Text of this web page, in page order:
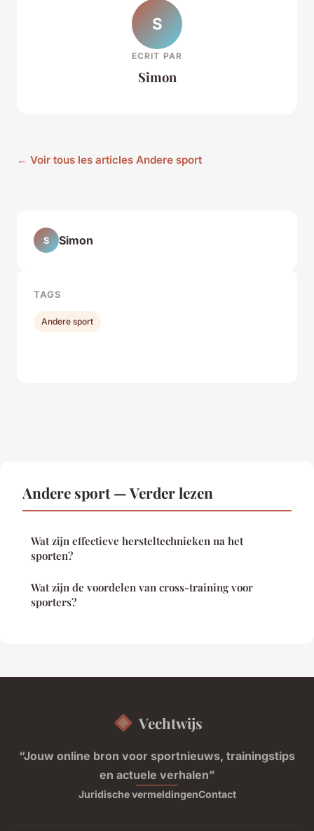
S
ECRIT PAR
Simon
← Voir tous les articles Andere sport
S Simon
TAGS
Andere sport
Andere sport — Verder lezen
Wat zijn effectieve hersteltechnieken na het
sporten?
Wat zijn de voordelen van cross-training voor
sporters?
Vechtwijs
“Jouw online bron voor sportnieuws, trainingstips
en actuele verhalen”
Juridische vermeldingenContact